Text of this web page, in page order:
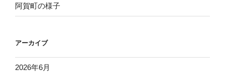
ン
阿賀町の様子
アーカイブ
2026年6月